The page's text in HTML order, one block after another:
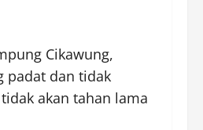
Cikawung,
padat dan tidak
akan tahan lama